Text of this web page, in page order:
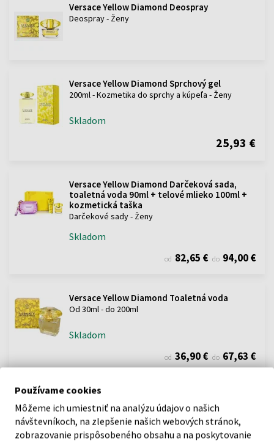
Versace Yellow Diamond Deospray
Deospray - Ženy
Versace Yellow Diamond Sprchový gel
200ml - Kozmetika do sprchy a kúpeľa - Ženy
Skladom
25,93 €
Versace Yellow Diamond Darčeková sada,
toaletná voda 90ml + telové mlieko 100ml +
kozmetická taška
Darčekové sady - Ženy
Skladom
od 82,65 € do 94,00 €
Versace Yellow Diamond Toaletná voda
Od 30ml - do 200ml
Skladom
od 36,90 € do 67,63 €
POPIS
Používame cookies
Môžeme ich umiestniť na analýzu údajov o našich
návštevníkoch, na zlepšenie našich webových stránok,
zobrazovanie prispôsobeného obsahu a na poskytovanie